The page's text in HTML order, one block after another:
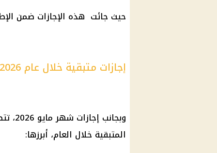
حيث جائت هذه الإجازات ضمن
إجازات متبقية خلال عام 2026
المتبقية خلال العام، أبرزها: